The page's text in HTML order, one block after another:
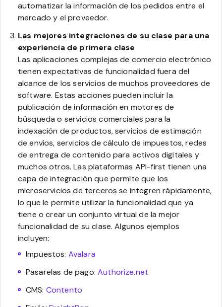
automatizar la información de los pedidos entre el
mercado y el proveedor.
Las mejores integraciones de su clase para una
experiencia de primera clase
Las aplicaciones complejas de comercio electrónico
tienen expectativas de funcionalidad fuera del
alcance de los servicios de muchos proveedores de
software. Estas acciones pueden incluir la
publicación de información en motores de
búsqueda o servicios comerciales para la
indexación de productos, servicios de estimación
de envíos, servicios de cálculo de impuestos, redes
de entrega de contenido para activos digitales y
muchos otros. Las plataformas API-first tienen una
capa de integración que permite que los
microservicios de terceros se integren rápidamente,
lo que le permite utilizar la funcionalidad que ya
tiene o crear un conjunto virtual de la mejor
funcionalidad de su clase. Algunos ejemplos
incluyen:
Impuestos: Avalara
Pasarelas de pago:Authorize.net
CMS: Contento